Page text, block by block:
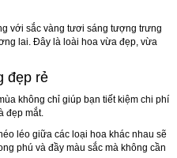
với sắc vàng tươi sáng tượng trưng
lai. Đây là loài hoa vừa đẹp, vừa
đẹp rẻ
không chỉ giúp bạn tiết kiệm chi phí
đẹp mắt.
léo giữa các loại hoa khác nhau sẽ
phú và đầy màu sắc mà không cần